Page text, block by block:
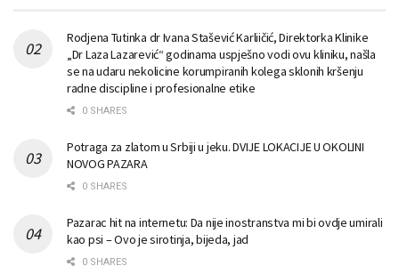
Rodjena Tutinka dr Ivana Stašević Karliičić, Direktorka Klinike
„Dr Laza Lazarević“ godinama uspješno vodi ovu kliniku, našla
se na udaru nekolicine korumpiranih kolega sklonih kršenju
radne discipline i profesionalne etike
0 SHARES
Potraga za zlatom u Srbiji u jeku. DVIJE LOKACIJE U OKOLINI
NOVOG PAZARA
0 SHARES
Pazarac hit na internetu: Da nije inostranstva mi bi ovdje umirali
kao psi – Ovo je sirotinja, bijeda, jad
0 SHARES